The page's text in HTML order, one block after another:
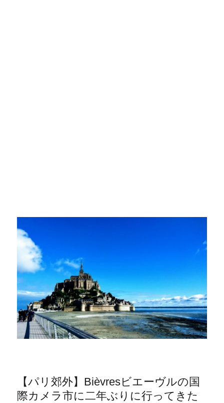
【パリ郊外】Bièvresビエーヴルの国
際カメラ市に二年ぶりに行ってきた